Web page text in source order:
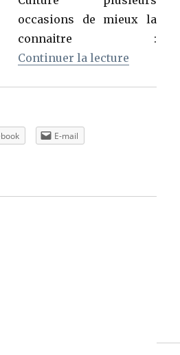
occasions de mieux la
connaitre :
Continuer la lecture
E-mail